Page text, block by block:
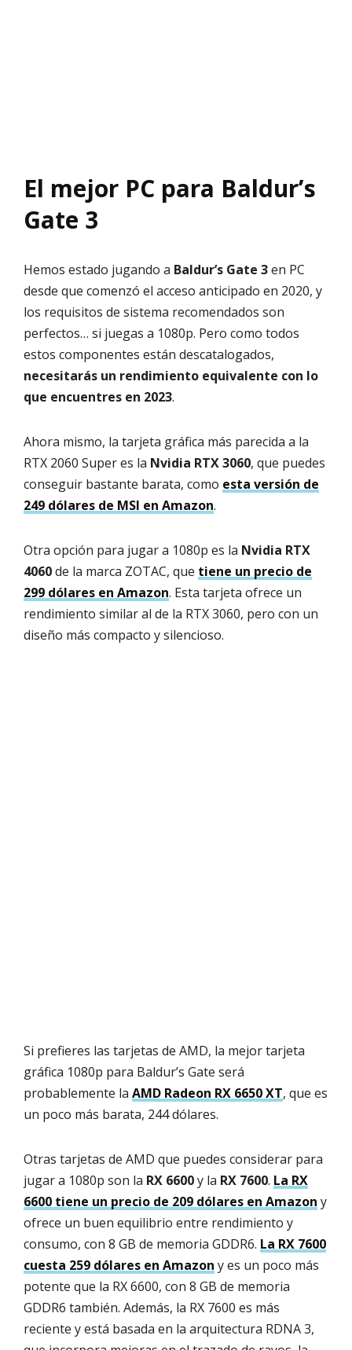
El mejor PC para Baldur’s
Gate 3
Hemos estado jugando a Baldur’s Gate 3en PC
desde que comenzó el acceso anticipado en 2020, y
los requisitos de sistema recomendados son
perfectos… si juegas a 1080p. Pero como todos
estos componentes están descatalogados,
necesitarás un rendimiento equivalente con lo
que encuentres en 2023.
Ahora mismo, la tarjeta gráfica más parecida a la
RTX 2060 Super es la Nvidia RTX 3060, que puedes
conseguir bastante barata, como esta versión de
249 dólares de MSI en Amazon.
Otra opción para jugar a 1080p es la Nvidia RTX
4060de la marca ZOTAC, que tiene un precio de
299 dólares en Amazon. Esta tarjeta ofrece un
rendimiento similar al de la RTX 3060, pero con un
diseño más compacto y silencioso.
Si prefieres las tarjetas de AMD, la mejor tarjeta
gráfica 1080p para Baldur’s Gate será
probablemente la AMD Radeon RX 6650 XT, que es
un poco más barata, 244 dólares.
Otras tarjetas de AMD que puedes considerar para
jugar a 1080p son la RX 6600y la RX 7600. La RX
6600 tiene un precio de 209 dólares en Amazon y
ofrece un buen equilibrio entre rendimiento y
consumo, con 8 GB de memoria GDDR6. La RX 7600
cuesta 259 dólares en Amazon y es un poco más
potente que la RX 6600, con 8 GB de memoria
GDDR6 también. Además, la RX 7600 es más
reciente y está basada en la arquitectura RDNA 3,